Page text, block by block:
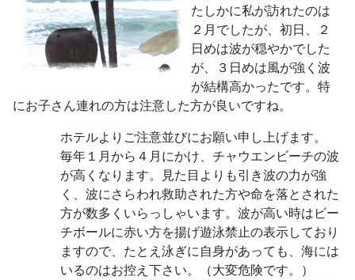
たしかに私が訪れたのは
２月でしたが、初日、２
日めは波が穏やかでした
が、３日めは風が強く波
が結構高かったです。特
にお子さん連れの方は注意した方が良いですね。
ホテルよりご注意並びにお願い申し上げます。
毎年１月から４月にかけ、チャウエンビーチの波
が高くなります。見た目よりも引き波の力が強
く、波にさらわれ救助された方や命を落とされた
方が数多くいらっしゃいます。波が高い時はビー
チボールに赤い方を揚げ遊泳禁止の表示しており
ますので、たとえ泳ぎに自身があっても、海には
いるのはお控え下さい。（大変危険です。）